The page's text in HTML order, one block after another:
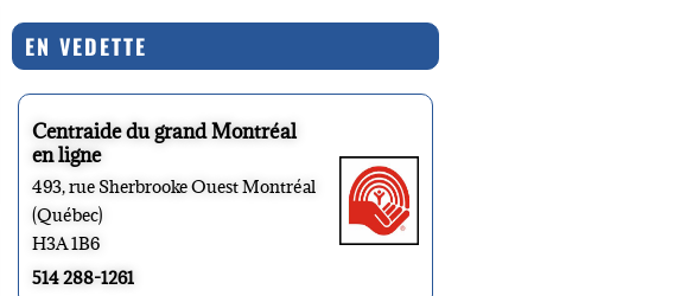
EN VEDETTE
Centraide du grand Montréal
en ligne
493, rue Sherbrooke Ouest Montréal
(Québec)
H3A 1B6
514 288-1261